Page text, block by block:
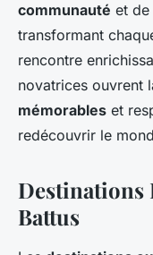
communauté et de
transformant
rencontre
novatrices ouvrent
mémorables et
redécouvrir le
Destinations
Battus